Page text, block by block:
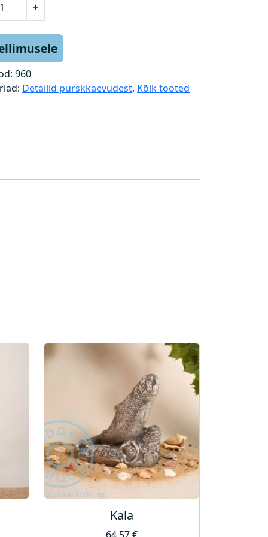
+
960
Detailid purskkaevudest, Kõik tooted
Kala